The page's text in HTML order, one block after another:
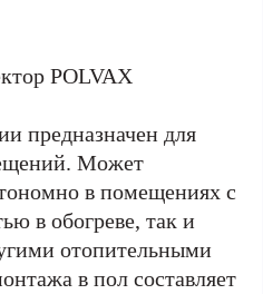
POLVAX
предназначен для
Может
в помещениях с
в обогреве, так и
отопительными
в пол составляет